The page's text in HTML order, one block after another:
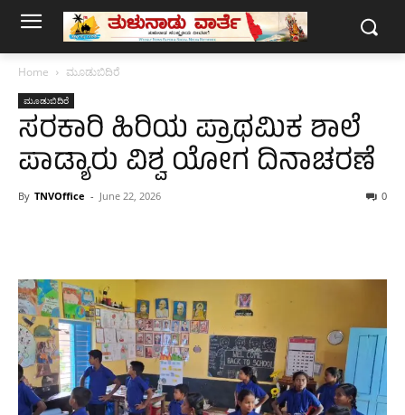
Home ಮೂಡುಬಿದಿರೆ
ಮೂಡುಬಿದಿರೆ
ಸರಕಾರಿ ಹಿರಿಯ ಪ್ರಾಥಮಿಕ ಶಾಲೆ
ಪಾಡ್ಯಾರು ವಿಶ್ವ ಯೋಗ ದಿನಾಚರಣೆ
By TNVOffice - June 22, 2026 0